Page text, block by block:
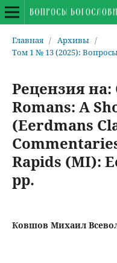
Главная / Архивы /
Том 1 № 13 (2025):
Рецензия на:
Romans: A
(Eerdmans
Rapids (MI):
pp.
Ковшов Михаил